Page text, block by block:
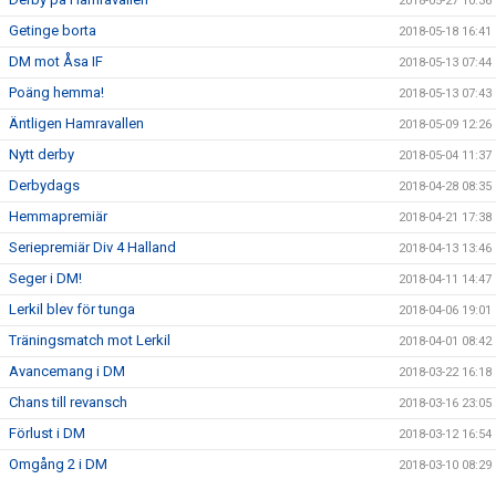
Getinge borta 2018-05-18 16:41
DM mot Åsa IF 2018-05-13 07:44
Poäng hemma! 2018-05-13 07:43
Äntligen Hamravallen 2018-05-09 12:26
Nytt derby 2018-05-04 11:37
Derbydags 2018-04-28 08:35
Hemmapremiär 2018-04-21 17:38
Seriepremiär Div 4 Halland 2018-04-13 13:46
Seger i DM! 2018-04-11 14:47
Lerkil blev för tunga 2018-04-06 19:01
Träningsmatch mot Lerkil 2018-04-01 08:42
Avancemang i DM 2018-03-22 16:18
Chans till revansch 2018-03-16 23:05
Förlust i DM 2018-03-12 16:54
Omgång 2 i DM 2018-03-10 08:29